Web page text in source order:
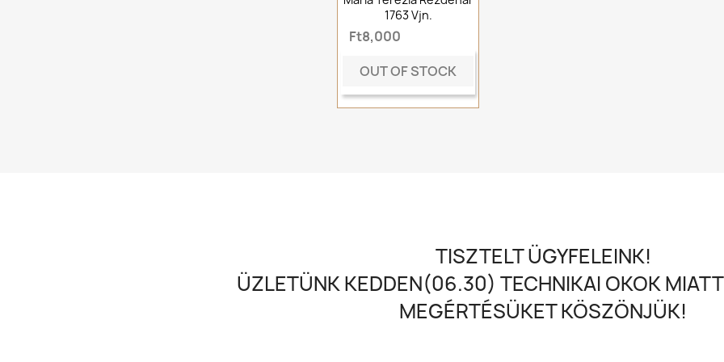
1763 Vjn.
Ft8,000
OUT OF STOCK
TISZTELT ÜGYFELEINK!
ÜZLETÜNK KEDDEN(06.30) TECHNIKAI OKOK
MEGÉRTÉSÜKET KÖSZÖNJÜK!